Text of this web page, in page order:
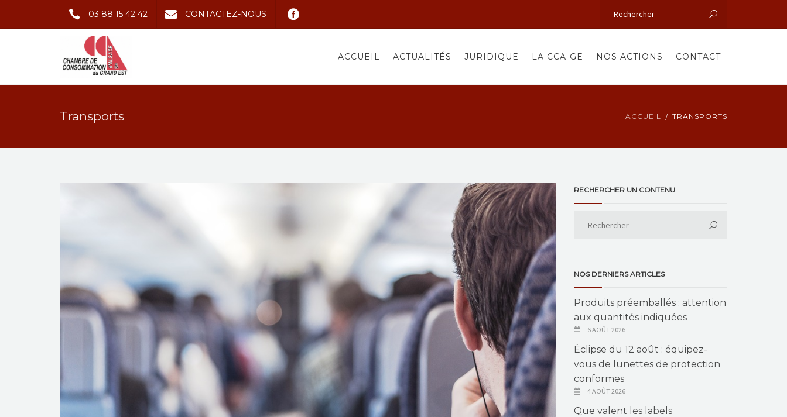
03 88 15 42 42 CONTACTEZ-NOUS
ACCUEIL ACTUALITÉS JURIDIQUE LA CCA-GE NOS ACTIONS CONTACT
Transports ACCUEIL TRANSPORTS
RECHERCHER UN CONTENU
NOS DERNIERS ARTICLES
Produits préemballés : attention
aux quantités indiquées
6 AOÛT 2026
Éclipse du 12 août : équipez-
vous de lunettes de protection
conformes
4 AOÛT 2026
Que valent les labels